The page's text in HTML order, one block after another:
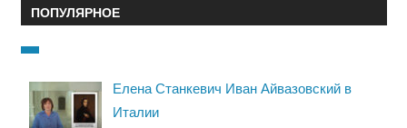
ПОПУЛЯРНОЕ
Елена Станкевич Иван Айвазовский в
Италии